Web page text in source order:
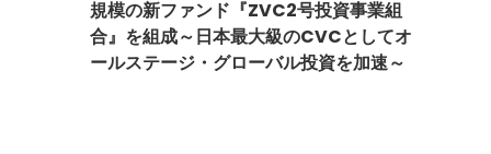
規模の新ファンド『ZVC2号投資事業組
合』を組成～日本最大級のCVCとしてオ
ールステージ・グローバル投資を加速～